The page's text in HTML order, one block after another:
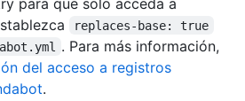
replaces-base: true
. Para más información,
del acceso a registros
.